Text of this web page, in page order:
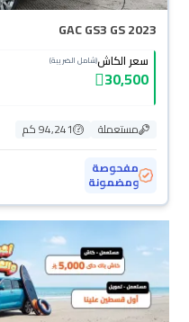
GAC GS3 GS 2023
سعر الكاش(شامل الضريبة)
30,500
مستعملة
94,241 كم
مفحوصة
ومضمونة